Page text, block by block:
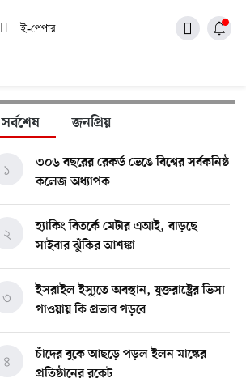
ই-পেপার
সর্বশেষ জনপ্রিয়
৩০৬ বছরের রেকর্ড ভেঙে বিশ্বের সর্বকনিষ্ঠ
কলেজ অধ্যাপক
১
হ্যাকিং বিতর্কে মেটার এআই, বাড়ছে
সাইবার ঝুঁকির আশঙ্কা
২
ইসরাইল ইস্যুতে অবস্থান, যুক্তরাষ্ট্রের ভিসা
পাওয়ায় কি প্রভাব পড়বে
৩
চাঁদের বুকে আছড়ে পড়ল ইলন মাস্কের
প্রতিষ্ঠানের রকেট
৪